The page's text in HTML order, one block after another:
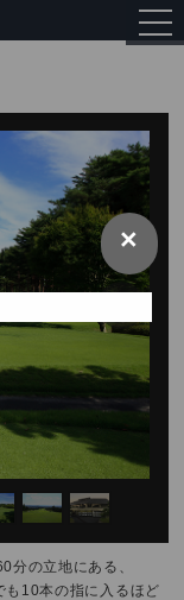
×
分の立地にある、
10本の指に入るほど